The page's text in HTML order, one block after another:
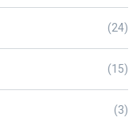
(24)
(15)
(3)